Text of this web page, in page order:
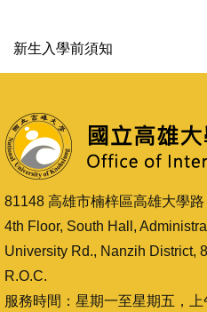
新生入學前須知
81148 高雄市楠梓區高雄大學
4th Floor, South Hall,
University Rd., Nanzih District,
R.O.C.
服務時間：星期一至星期五，